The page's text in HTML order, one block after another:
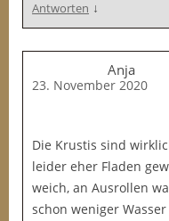
Antworten ↓
Anja
23. November 2020
Die Krustis sind
leider eher Fladen
weich, an Ausrollen
schon weniger